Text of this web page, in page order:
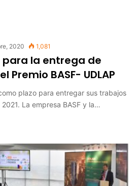
2020 1,081
para la entrega de
BASF- UDLAP
plazo para entregar sus trabajos
La empresa BASF y la…